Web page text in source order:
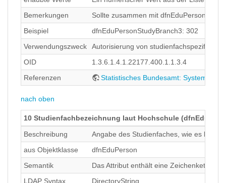
Bemerkungen
Sollte zusammen mit
Beispiel
dfnEduPersonStudyBranch3: 302
Verwendungszweck
Autorisierung von
OID
1.3.6.1.4.1.22177.400.1.1.3.4
Referenzen
Statistisches Bundesamt: Systematik
nach oben
10 Studienfachbezeichnung laut Hochschule
Beschreibung
Angabe des Studienfaches, wie es lokal
aus Objektklasse
dfnEduPerson
Semantik
Das Attribut enthält eine Zeichenkette,
LDAP Syntax
DirectoryString